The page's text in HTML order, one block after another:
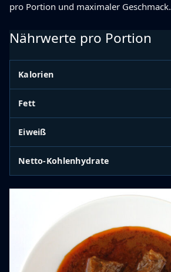
pro Portion und maximaler Geschmack.
Nährwerte pro Portion
Kalorien
Fett
Eiweiß
Netto-Kohlenhydrate